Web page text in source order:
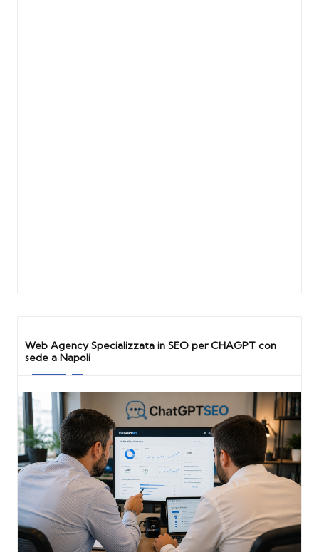
Web Agency Specializzata in SEO per CHAGPT con
sede a Napoli